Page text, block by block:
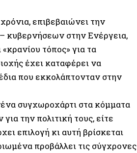
επιβεβαιώνει την
κυβερνήσεων στην Ενέργεια,
τόπος» για τα
έχει καταφέρει να
που εκκολάπτονταν στην
συγχωροχάρτι στα κόμματα
την πολιτική τους, είτε
επιλογή κι αυτή βρίσκεται
προβάλλει τις σύγχρονες